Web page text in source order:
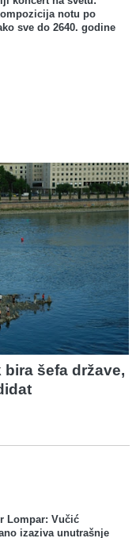
notu po
sve do 2640. godine
šefa države,
Lompar: Vučić
izaziva unutrašnje